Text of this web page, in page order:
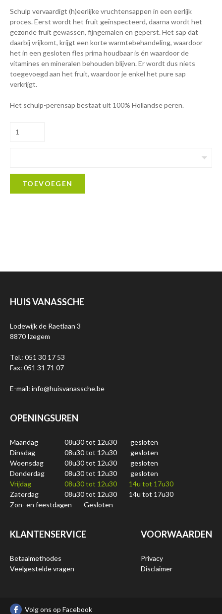
Schulp vervaardigt (h)eerlijke vruchtensappen in een eerlijk
proces. Eerst wordt het fruit geïnspecteerd, daarna wordt het
gezonde fruit gewassen, fijngemalen en geperst. Het sap dat
daarbij vrijkomt, krijgt een korte warmtebehandeling, waardoor
het in een gesloten fles prima houdbaar is én waardoor de
vitamines en mineralen behouden blijven. Er wordt dus niets
toegevoegd aan het fruit, waardoor je enkel het pure sap
verkrijgt.
Het schulp-perensap bestaat uit 100% Hollandse peren.
TOEVOEGEN
HUIS VANASSCHE
Lodewijk de Raetlaan 3
8870 Izegem
Tel.: 051 30 17 53
Fax: 051 31 71 07
E-mail: info@huisvanassche.be
OPENINGSUREN
Maandag 08u30 tot 12u30
gesloten
Dinsdag
08u30 tot 12u30
gesloten
Woensdag
08u30 tot 12u30
gesloten
Donderdag
08u30 tot 12u30
gesloten
Vrijdag
08u30 tot 12u30
14u tot 17u30
Zaterdag
08u30 tot 12u30
14u tot 17u30
Zon- en feestdagen
Gesloten
KLANTENSERVICE
Betaalmethodes
Veelgestelde vragen
VOORWAARDEN
Privacy
Disclaimer
Volg ons op Facebook